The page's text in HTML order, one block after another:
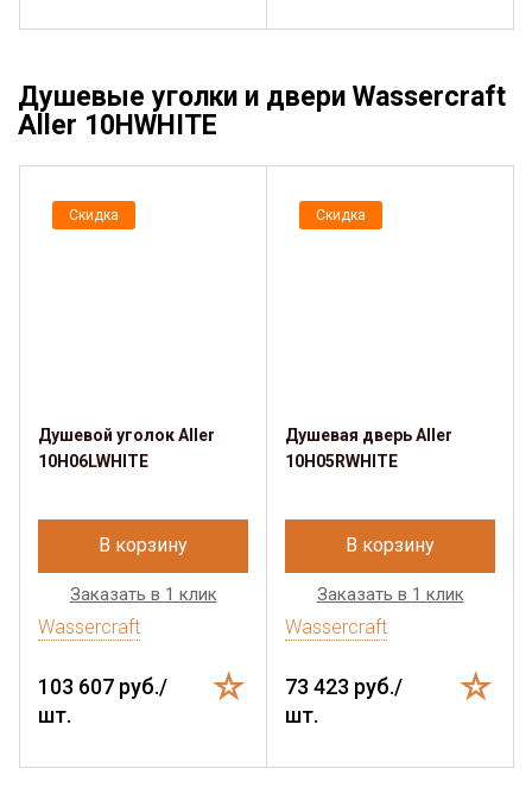
Душевые уголки и двери Wassercraft
Aller 10HWHITE
Скидка
Душевой уголок Aller
10H06LWHITE
В корзину
Заказать в 1 клик
Wassercraft
103 607 руб./
шт.
Скидка
Душевая дверь Aller
10H05RWHITE
В корзину
Заказать в 1 клик
Wassercraft
73 423 руб./
шт.